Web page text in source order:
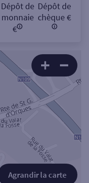
Dépôt de
monnaie
€
Dépôt de
chèque €
Agrandir la carte